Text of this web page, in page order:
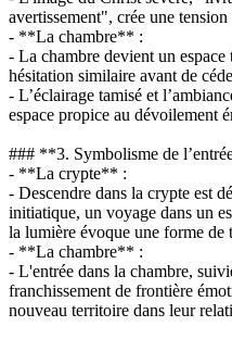
avertissement", crée une
- **La chambre** :
- La chambre devient un espace
hésitation similaire avant de
- L’éclairage tamisé et
espace propice au dévoilement
### **3. Symbolisme de
- **La crypte** :
- Descendre dans la crypte est
initiatique, un voyage dans un
la lumière évoque une forme de
- **La chambre** :
- L'entrée dans la chambre,
franchissement de frontière
nouveau territoire dans leur